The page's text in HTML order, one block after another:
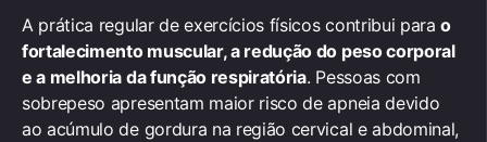
A prática regular de exercícios físicos contribui parao
fortalecimento muscular, a redução do peso corporal
e a melhoria da função respiratória. Pessoas com
sobrepeso apresentam maior risco de apneia devido
ao acúmulo de gordura na região cervical e abdominal,